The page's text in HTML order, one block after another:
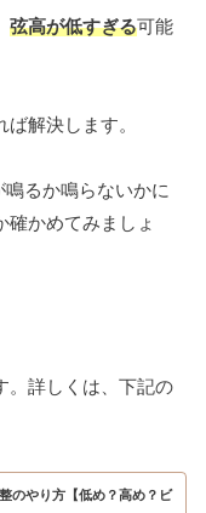
弦高が低すぎる可能
解決します。
るか鳴らないかに
かめてみましょ
。詳しくは、下記の
のやり方【低め？高め？ビ